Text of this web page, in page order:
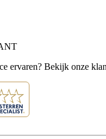
ervaren? Bekijk onze